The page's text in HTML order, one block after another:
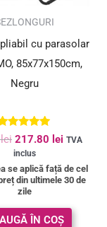
cu parasolar
85x77x150cm,
Negru
Evaluat la
5.00
din 5
lei 217.80 lei TVA
inclus
se aplică față de cel
din ultimele 30 de
zile
ÎN COȘ